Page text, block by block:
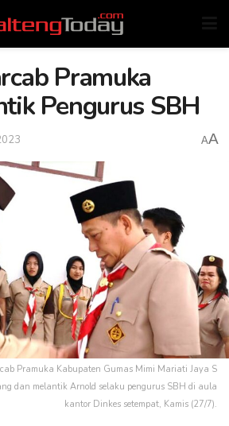
Pramuka
Pengurus SBH
AA
Pramuka Kabupaten Gumas Mimi Mariati Jaya S
dan melantik Arnold selaku pengurus SBH di aula
kantor Dinkes setempat, Kamis (27/7).